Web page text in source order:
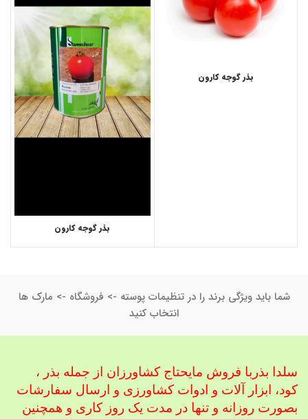
بذر گوجه کارون
بذر گوجه کارون
شما باید ویژگی برند را در تنظیمات پوسته -> فروشگاه -> مارک ها
انتخاب کنید
سلدا بذربا فروش مایحتاج کشاورزان از جمله بذر ،
کود، ابزار آلات و ادوات کشاورزی و ارسال سفارشات
بصورت روزانه و تنها در مدت یک روز کاری و همچنین